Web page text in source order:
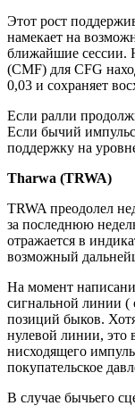
Этот рост
намекает на
ближайшие сессии.
(CMF) для CFG
0,03 и сохраняет
Если ралли
Если бычий импульс
поддержку на
Tharwa (TRWA)
TRWA преодолел
за последнюю
отражается в
возможный
На момент
сигнальной линии (
позиций быков.
нулевой линии, это
нисходящего
покупательское
В случае бычьего